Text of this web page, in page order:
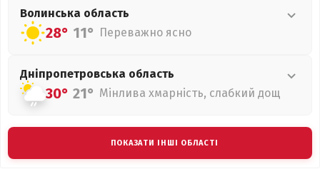
Волинська область
28° 11° Переважно ясно
Дніпропетровська область
30° 21° Мінлива хмарність, слабкий дощ
ПОКАЗАТИ ІНШІ ОБЛАСТІ